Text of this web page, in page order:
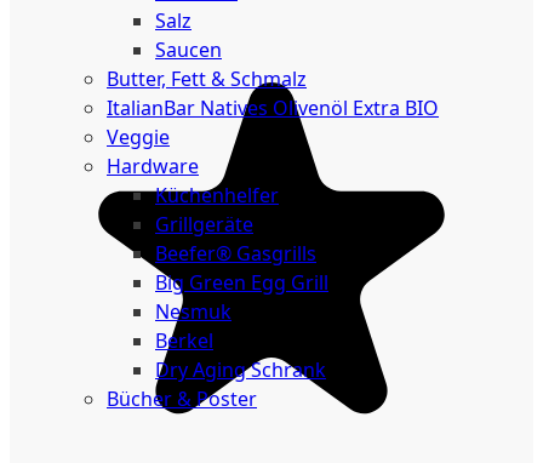
Salz
Saucen
Butter, Fett & Schmalz
ItalianBar Natives Olivenöl Extra BIO
Veggie
Hardware
Küchenhelfer
Grillgeräte
Beefer® Gasgrills
Big Green Egg Grill
Nesmuk
Berkel
Dry Aging Schrank
Bücher & Poster